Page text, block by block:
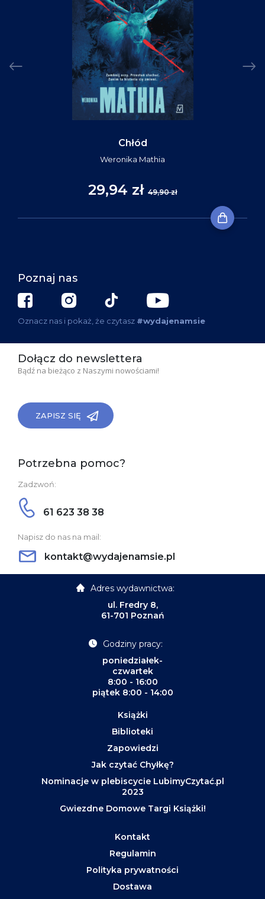
Chłód
Weronika Mathia
29,94 zł 49,90 zł
Poznaj nas
Oznacz nas i pokaż, że czytasz #wydajenamsie
Dołącz do newslettera
Bądź na bieżąco z Naszymi nowościami!
ZAPISZ SIĘ
Potrzebna pomoc?
Zadzwoń:
61 623 38 38
Napisz do nas na mail:
kontakt@wydajenamsie.pl
Adres wydawnictwa:
ul. Fredry 8,
61-701 Poznań
Godziny pracy:
poniedziałek-
czwartek
8:00 - 16:00
piątek 8:00 - 14:00
Książki
Biblioteki
Zapowiedzi
Jak czytać Chyłkę?
Nominacje w plebiscycie LubimyCzytać.pl
2023
Gwiezdne Domowe Targi Książki!
Kontakt
Regulamin
Polityka prywatności
Dostawa